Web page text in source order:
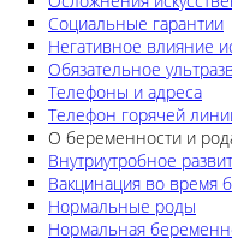
Социальные гарантии
Негативное влияние
Обязательное
Телефоны и адреса
Телефон горячей
О беременности и
Внутриутробное
Вакцинация во время
Нормальные роды
Нормальная